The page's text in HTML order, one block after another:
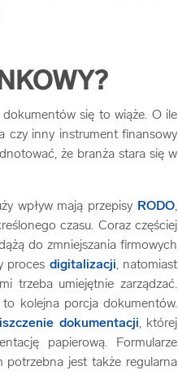
się to wiąże. O ile
czy inny instrument finansowy
że branża stara się w
wpływ mają przepisy RODO,
czasu. Coraz częściej
do zmniejszania firmowych
proces digitalizacji, natomiast
trzeba umiejętnie zarządzać.
kolejna porcja dokumentów.
dokumentacji, której
papierową. Formularze
potrzebna jest także regularna